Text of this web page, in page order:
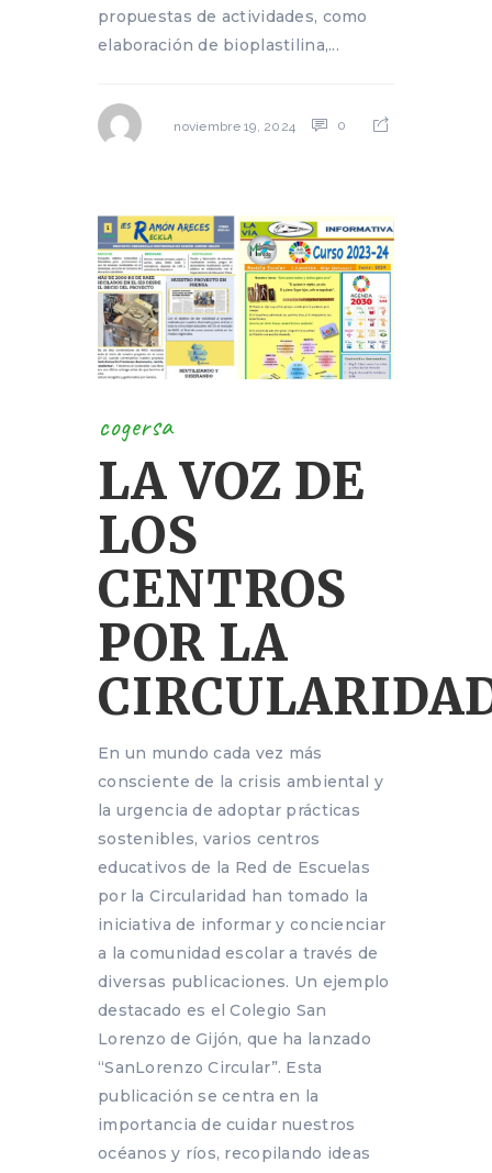
propuestas de actividades, como
elaboración de bioplastilina,...
noviembre 19, 2024 0
cogersa
LA VOZ DE
LOS
CENTROS
POR LA
En un mundo cada vez más
consciente de la crisis ambiental y
la urgencia de adoptar prácticas
sostenibles, varios centros
educativos de la Red de Escuelas
por la Circularidad han tomado la
iniciativa de informar y concienciar
a la comunidad escolar a través de
diversas publicaciones. Un ejemplo
destacado es el Colegio San
Lorenzo de Gijón, que ha lanzado
“SanLorenzo Circular”. Esta
publicación se centra en la
importancia de cuidar nuestros
océanos y ríos, recopilando ideas